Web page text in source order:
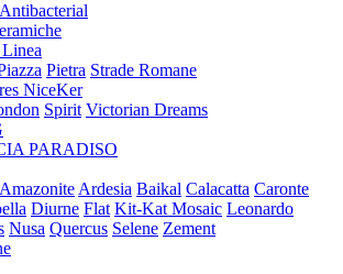
Pietra Strade Romane
NiceKer
Spirit Victorian Dreams
PARADISO
Amazonite Ardesia Baikal Calacatta Caronte
Diurne Flat Kit-Kat Mosaic Leonardo
Nusa Quercus Selene Zement